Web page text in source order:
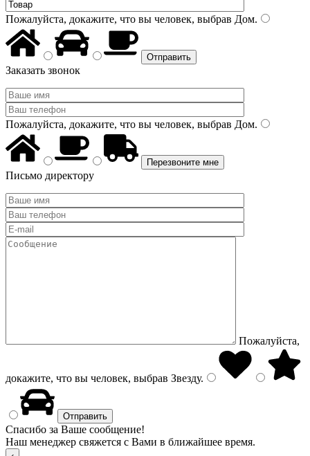
Пожалуйста, докажите, что вы человек, выбрав Дом.
Заказать звонок
Пожалуйста, докажите, что вы человек, выбрав Дом.
Письмо директору
Пожалуйста,
докажите, что вы человек, выбрав Звезду.
Спасибо за Ваше сообщение!
Наш менеджер свяжется с Вами в ближайшее время.